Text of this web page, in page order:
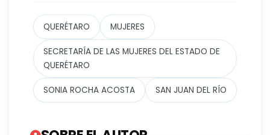
QUERÉTARO MUJERES
SECRETARÍA DE LAS MUJERES DEL ESTADO DE
QUERÉTARO
SONIA ROCHA ACOSTA SAN JUAN DEL RÍO